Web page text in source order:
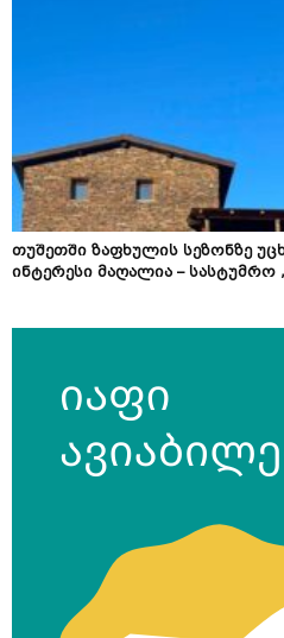
თუშეთში ზაფხულის სეზონზე
ინტერესი მაღალია – სასტუმრო